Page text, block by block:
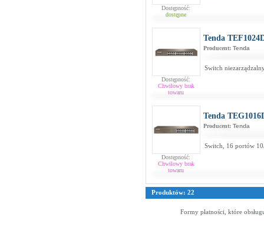
Dostępność:
dostępne
Dostępność:
Chwilowy brak
towaru
Tenda
Producent: Tenda
Switch
Dostępność:
Chwilowy brak
towaru
Tenda
Producent: Tenda
Switch, 16 portów
Produktów: 22
Formy płatności, które